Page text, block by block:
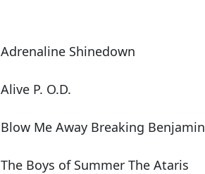
Adrenaline Shinedown
Alive P. O.D.
Blow Me Away Breaking Benjamin
The Boys of Summer The Ataris